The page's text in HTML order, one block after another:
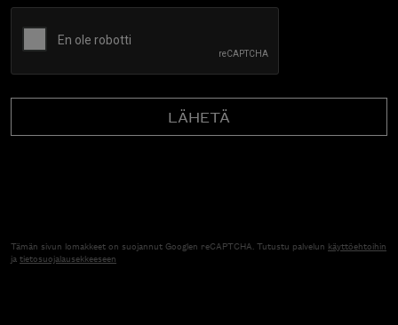
Tämän sivun lomakkeet on suojannut Googlen reCAPTCHA. Tutustu palvelun käyttöehtoihin
jatietosuojalausekkeeseen